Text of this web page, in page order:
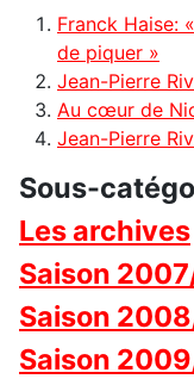
Franck Haise:
de piquer »
Jean-Pierre
Au cœur de
Jean-Pierre
Sous-
Les archives
Saison
Saison
Saison